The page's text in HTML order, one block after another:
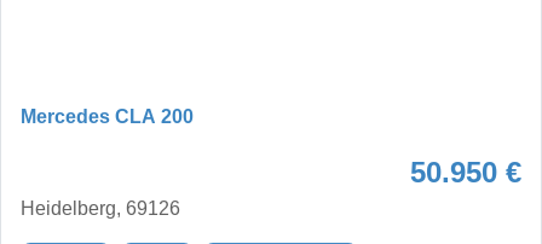
Mercedes CLA 200
50.950 €
Heidelberg, 69126